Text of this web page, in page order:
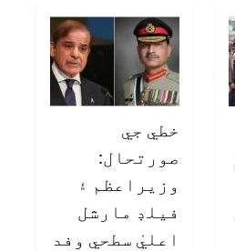
خطي جي
صورتحال:
وزيراعظم ۽
فيلڊ مارشل
اعليٰ سطحي وفد